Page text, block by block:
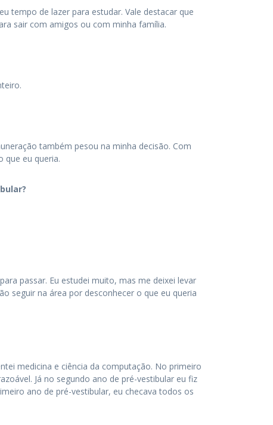
tempo de lazer para estudar. Vale destacar que
sair com amigos ou com minha família.
também pesou na minha decisão. Com
que eu queria.
passar. Eu estudei muito, mas me deixei levar
seguir na área por desconhecer o que eu queria
medicina e ciência da computação. No primeiro
Já no segundo ano de pré-vestibular eu fiz
ano de pré-vestibular, eu checava todos os